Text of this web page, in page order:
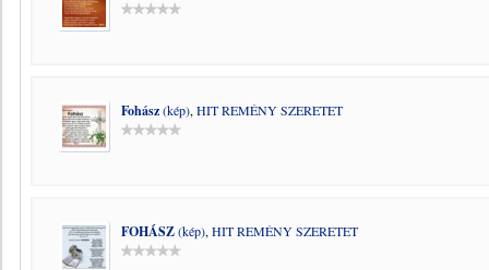
Fohász(kép), HIT REMÉNY SZERETET
FOHÁSZ(kép), HIT REMÉNY SZERETET